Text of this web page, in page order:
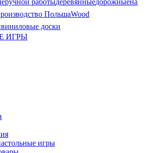
ручной работыдеревянныедорожныена
ПольшаWood
виниловые доски
ИГРЫ
игры